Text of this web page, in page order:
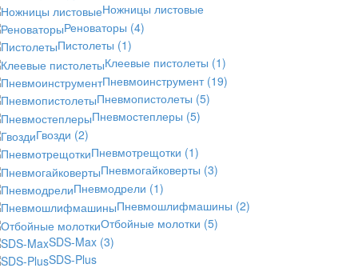
Ножницы листовые
Реноваторы (4)
Пистолеты (1)
Клеевые пистолеты (1)
Пневмоинструмент (19)
Пневмопистолеты (5)
Пневмостеплеры (5)
Гвозди (2)
Пневмотрещотки (1)
Пневмогайковерты (3)
Пневмодрели (1)
Пневмошлифмашины (2)
Отбойные молотки (5)
SDS-Max (3)
SDS-Plus